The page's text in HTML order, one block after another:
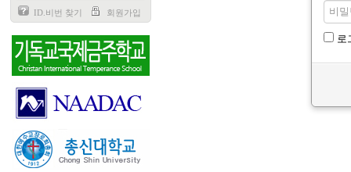
ID.비번 찾기 회원가입
로